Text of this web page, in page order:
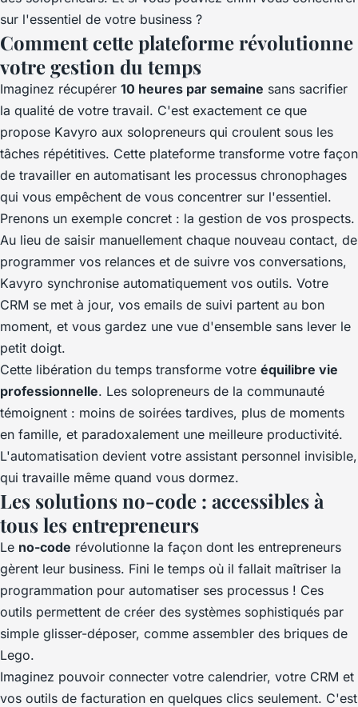
sur l'essentiel de votre business ?
Comment cette plateforme révolutionne
votre gestion du temps
Imaginez récupérer 10 heures par semaine sans sacrifier
la qualité de votre travail. C'est exactement ce que
propose Kavyro aux solopreneurs qui croulent sous les
tâches répétitives. Cette plateforme transforme votre façon
de travailler en automatisant les processus chronophages
qui vous empêchent de vous concentrer sur l'essentiel.
Prenons un exemple concret : la gestion de vos prospects.
Au lieu de saisir manuellement chaque nouveau contact, de
programmer vos relances et de suivre vos conversations,
Kavyro synchronise automatiquement vos outils. Votre
CRM se met à jour, vos emails de suivi partent au bon
moment, et vous gardez une vue d'ensemble sans lever le
petit doigt.
Cette libération du temps transforme votre équilibre vie
professionnelle. Les solopreneurs de la communauté
témoignent : moins de soirées tardives, plus de moments
en famille, et paradoxalement une meilleure productivité.
L'automatisation devient votre assistant personnel invisible,
qui travaille même quand vous dormez.
Les solutions no-code : accessibles à
tous les entrepreneurs
Le no-code révolutionne la façon dont les entrepreneurs
gèrent leur business. Fini le temps où il fallait maîtriser la
programmation pour automatiser ses processus ! Ces
outils permettent de créer des systèmes sophistiqués par
simple glisser-déposer, comme assembler des briques de
Lego.
Imaginez pouvoir connecter votre calendrier, votre CRM et
vos outils de facturation en quelques clics seulement. C'est